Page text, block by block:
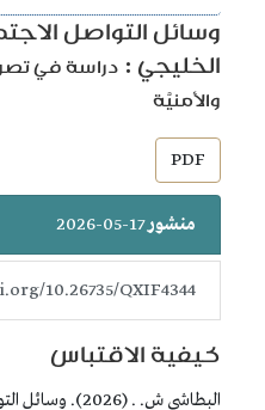
وسائل التواصل
الخليجي : دراسة في
والأمنيَّة
##plugins.themes.bootstrap3.article.sidebar##
PDF
منشور17-05-2026
10.26735/QXIF4344
كيفية الاقتباس
البطاشي ش. .